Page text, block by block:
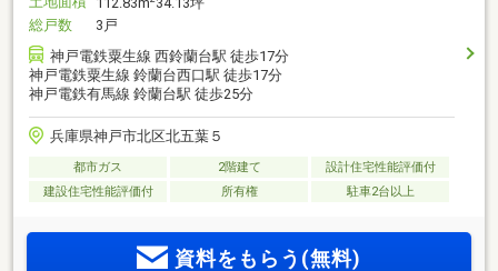
総戸数
3戸
神戸電鉄粟生線 西鈴蘭台駅 徒歩17分
神戸電鉄粟生線 鈴蘭台西口駅 徒歩17分
神戸電鉄有馬線 鈴蘭台駅 徒歩25分
兵庫県神戸市北区北五葉５
都市ガス 2階建て
設計住宅性能評価付
建設住宅性能評価付
所有権 駐車2台以上
資料をもらう(無料)